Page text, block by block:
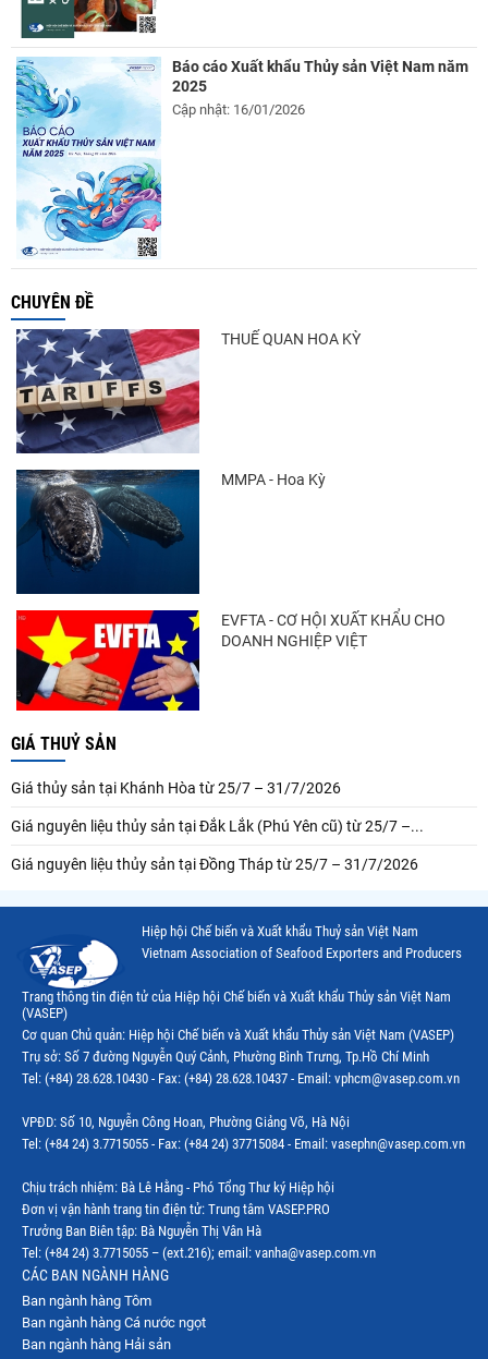
Báo cáo Xuất khẩu Thủy sản Việt Nam năm
2025
Cập nhật: 16/01/2026
CHUYÊN ĐỀ
THUẾ QUAN HOA KỲ
MMPA - Hoa Kỳ
EVFTA - CƠ HỘI XUẤT KHẨU CHO
DOANH NGHIỆP VIỆT
GIÁ THUỶ SẢN
Giá thủy sản tại Khánh Hòa từ 25/7 – 31/7/2026
Giá nguyên liệu thủy sản tại Đắk Lắk (Phú Yên cũ) từ 25/7 –...
Giá nguyên liệu thủy sản tại Đồng Tháp từ 25/7 – 31/7/2026
Hiệp hội Chế biến và Xuất khẩu Thuỷ sản Việt Nam
Vietnam Association of Seafood Exporters and Producers
Trang thông tin điện tử của Hiệp hội Chế biến và Xuất khẩu Thủy sản Việt Nam
(VASEP)
Cơ quan Chủ quản: Hiệp hội Chế biến và Xuất khẩu Thủy sản Việt Nam (VASEP)
Trụ sở: Số 7 đường Nguyễn Quý Cảnh, Phường Bình Trưng, Tp.Hồ Chí Minh
Tel: (+84) 28.628.10430 - Fax: (+84) 28.628.10437 - Email: vphcm@vasep.com.vn
VPĐD: Số 10, Nguyễn Công Hoan, Phường Giảng Võ, Hà Nội
Tel: (+84 24) 3.7715055 - Fax: (+84 24) 37715084 - Email: vasephn@vasep.com.vn
Chịu trách nhiệm: Bà Lê Hằng - Phó Tổng Thư ký Hiệp hội
Đơn vị vận hành trang tin điện tử: Trung tâm VASEP.PRO
Trưởng Ban Biên tập: Bà Nguyễn Thị Vân Hà
Tel: (+84 24) 3.7715055 – (ext.216); email: vanha@vasep.com.vn
CÁC BAN NGÀNH HÀNG
Ban ngành hàng Tôm
Ban ngành hàng Cá nước ngọt
Ban ngành hàng Hải sản